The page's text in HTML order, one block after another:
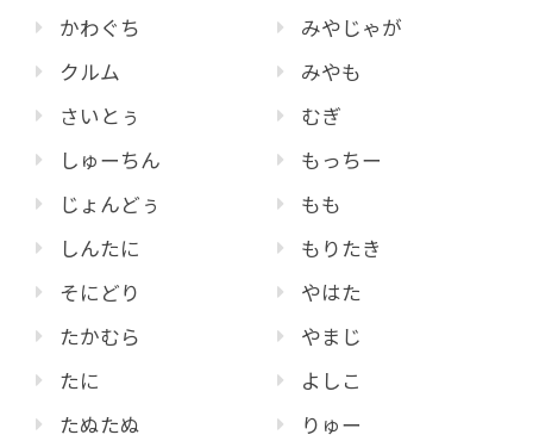
かわぐち
クルム
さいとぅ
しゅーちん
じょんどぅ
しんたに
そにどり
たかむら
たに
たぬたぬ
みやじゃが
みやも
むぎ
もっちー
もも
もりたき
やはた
やまじ
よしこ
りゅー